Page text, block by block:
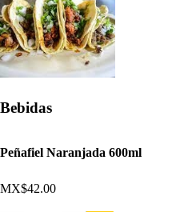
Bebidas
Peñafiel Naranjada 600ml
MX$42.00